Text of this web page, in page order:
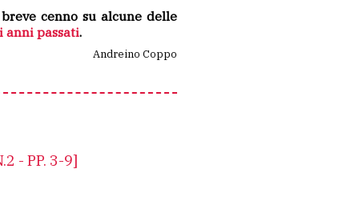
cenno su alcune delle
anni passati.
Andreino Coppo
- PP. 3-9]